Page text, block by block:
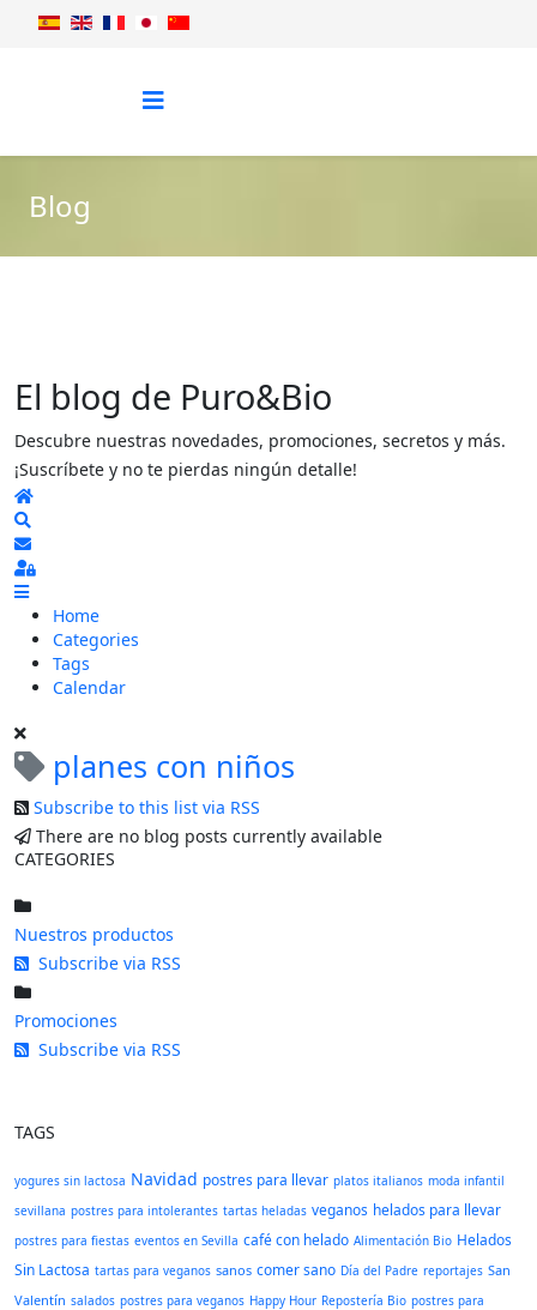
Blog
El blog de Puro&Bio
Descubre nuestras novedades, promociones, secretos y más.
¡Suscríbete y no te pierdas ningún detalle!
Home
Subscribe to blog
Sign In
Home
Categories
Tags
Calendar
planes con niños
Subscribe to this list via RSS
There are no blog posts currently available
CATEGORIES
Nuestros productos
Subscribe via RSS
Promociones
Subscribe via RSS
TAGS
yogures sin lactosa Navidad postres para llevar platos italianos moda infantil
sevillana postres para intolerantes tartas heladas veganos helados para llevar
postres para fiestas eventos en Sevilla café con helado Alimentación Bio Helados
Sin Lactosa tartas para veganos sanos comer sano Día del Padre reportajes San
Valentín salados postres para veganos Happy Hour Repostería Bio postres para